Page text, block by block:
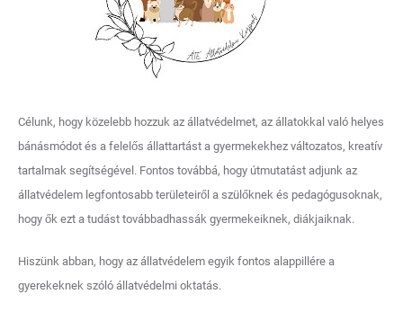
Célunk, hogy közelebb hozzuk az állatvédelmet, az állatokkal való helyes
bánásmódot és a felelős állattartást a gyermekekhez változatos, kreatív
tartalmak segítségével. Fontos továbbá, hogy útmutatást adjunk az
állatvédelem legfontosabb területeiről a szülőknek és pedagógusoknak,
hogy ők ezt a tudást továbbadhassák gyermekeiknek, diákjaiknak.
Hiszünk abban, hogy az állatvédelem egyik fontos alappillére a
gyerekeknek szóló állatvédelmi oktatás.